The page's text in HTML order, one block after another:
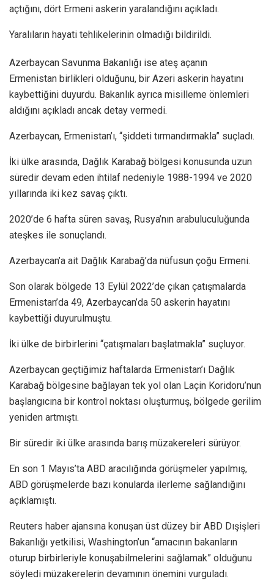
açtığını, dört Ermeni askerin yaralandığını açıkladı.
Yaralıların hayati tehlikelerinin olmadığı bildirildi.
Azerbaycan Savunma Bakanlığı ise ateş açanın
Ermenistan birlikleri olduğunu, bir Azeri askerin hayatını
kaybettiğini duyurdu. Bakanlık ayrıca misilleme önlemleri
aldığını açıkladı ancak detay vermedi.
Azerbaycan, Ermenistan’ı, “şiddeti tırmandırmakla” suçladı.
İki ülke arasında, Dağlık Karabağ bölgesi konusunda uzun
süredir devam eden ihtilaf nedeniyle 1988-1994 ve 2020
yıllarında iki kez savaş çıktı.
2020’de 6 hafta süren savaş, Rusya’nın arabuluculuğunda
ateşkes ile sonuçlandı.
Azerbaycan’a ait Dağlık Karabağ’da nüfusun çoğu Ermeni.
Son olarak bölgede 13 Eylül 2022’de çıkan çatışmalarda
Ermenistan’da 49, Azerbaycan’da 50 askerin hayatını
kaybettiği duyurulmuştu.
İki ülke de birbirlerini “çatışmaları başlatmakla” suçluyor.
Azerbaycan geçtiğimiz haftalarda Ermenistan’ı Dağlık
Karabağ bölgesine bağlayan tek yol olan Laçin Koridoru’nun
başlangıcına bir kontrol noktası oluşturmuş, bölgede gerilim
yeniden artmıştı.
Bir süredir iki ülke arasında barış müzakereleri sürüyor.
En son 1 Mayıs’ta ABD aracılığında görüşmeler yapılmış,
ABD görüşmelerde bazı konularda ilerleme sağlandığını
açıklamıştı.
Reuters haber ajansına konuşan üst düzey bir ABD Dışişleri
Bakanlığı yetkilisi, Washington’un “amacının bakanların
oturup birbirleriyle konuşabilmelerini sağlamak” olduğunu
söyledi müzakerelerin devamının önemini vurguladı.